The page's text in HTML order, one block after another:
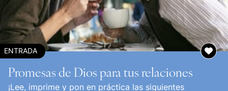
ENTRADA
Promesas de Dios para tus relaciones
¡Lee, imprime y pon en práctica las siguientes